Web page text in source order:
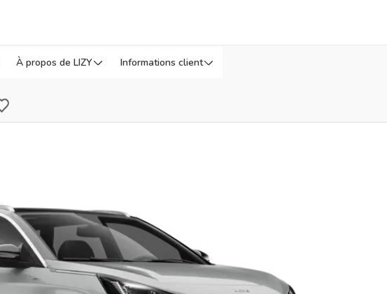
À propos de LIZY Informations client
› Réf: J5HW6
Sauvegarder pour plus tard